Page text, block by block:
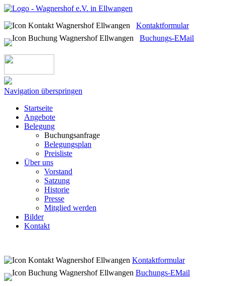
Kontaktformular
Buchungs-EMail
Navigation überspringen
Startseite
Angebote
Belegung
Buchungsanfrage
Belegungsplan
Preisliste
Über uns
Vorstand
Satzung
Historie
Presse
Mitglied werden
Bilder
Kontakt
Kontaktformular
Buchungs-EMail